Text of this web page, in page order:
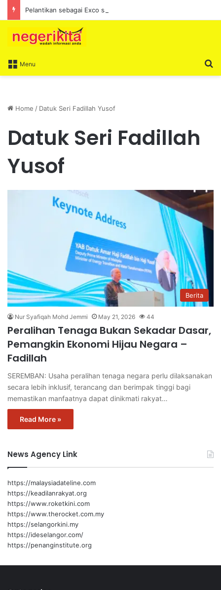
Menu
Home / Datuk Seri Fadillah Yusof
Datuk Seri Fadillah
Yusof
Berita
Nur Syafiqah Mohd Jemmi May 21, 2026 44
Peralihan Tenaga Bukan Sekadar Dasar,
Pemangkin Ekonomi Hijau Negara –
Fadillah
SEREMBAN: Usaha peralihan tenaga negara perlu dilaksanakan
secara lebih inklusif, terancang dan berimpak tinggi bagi
memastikan manfaatnya dapat dinikmati rakyat…
Read More »
News Agency Link
https://malaysiadateline.com
https://keadilanrakyat.org
https://www.roketkini.com
https://www.therocket.com.my
https://selangorkini.my
https://ideselangor.com/
https://penanginstitute.org